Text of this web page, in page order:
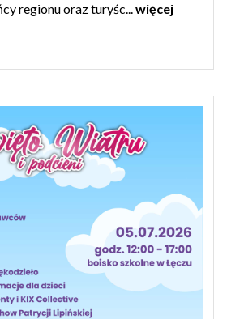
regionu oraz turyśc...więcej